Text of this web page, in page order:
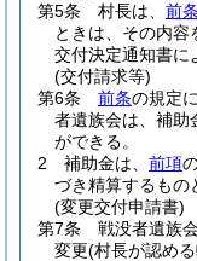
第5条
村長は、 前条
ときは、その内容
交付決定通知書に
(交付請求等)
第6条
前条の規定
者遺族会は、補助
ができる。
2
補助金は、 前項
づき精算するもの
(変更交付申請書)
第7条
戦没者遺族
変更(村長が認め